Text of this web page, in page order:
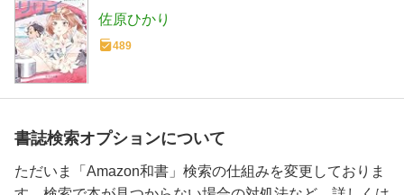
佐原ひかり
489
書誌検索オプションについて
ただいま「Amazon和書」検索の仕組みを変更しておりま